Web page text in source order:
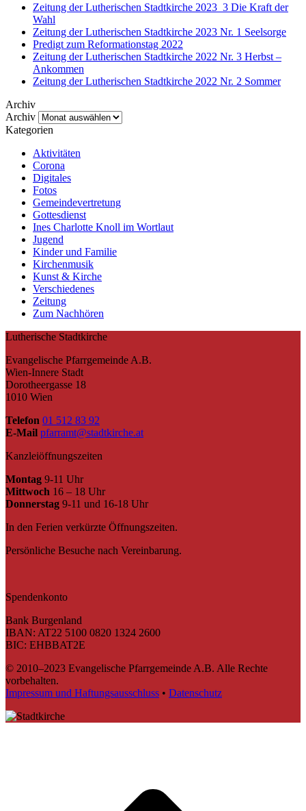
Zeitung der Lutherischen Stadtkirche 2023_3 Die Kraft der
Wahl
Zeitung der Lutherischen Stadtkirche 2023 Nr. 1 Seelsorge
Predigt zum Reformationstag 2022
Zeitung der Lutherischen Stadtkirche 2022 Nr. 3 Herbst –
Ankommen
Zeitung der Lutherischen Stadtkirche 2022 Nr. 2 Sommer
Archiv
Archiv
Kategorien
Aktivitäten
Corona
Digitales
Fotos
Gemeindevertretung
Gottesdienst
Ines Charlotte Knoll im Wortlaut
Jugend
Kinder und Familie
Kirchenmusik
Kunst & Kirche
Verschiedenes
Zeitung
Zum Nachhören
Lutherische Stadtkirche
Evangelische Pfarrgemeinde A.B.
Wien-Innere Stadt
Dorotheergasse 18
1010 Wien
Telefon 01 512 83 92
E-Mail pfarramt@stadtkirche.at
Kanzleiöffnungszeiten
Montag 9-11 Uhr
Mittwoch 16 – 18 Uhr
Donnerstag 9-11 und 16-18 Uhr
In den Ferien verkürzte Öffnungszeiten.
Persönliche Besuche nach Vereinbarung.
Spendenkonto
Bank Burgenland
IBAN: AT22 5100 0820 1324 2600
BIC: EHBBAT2E
© 2010–2023 Evangelische Pfarrgemeinde A.B. Alle Rechte
vorbehalten.
Impressum und Haftungsausschluss • Datenschutz